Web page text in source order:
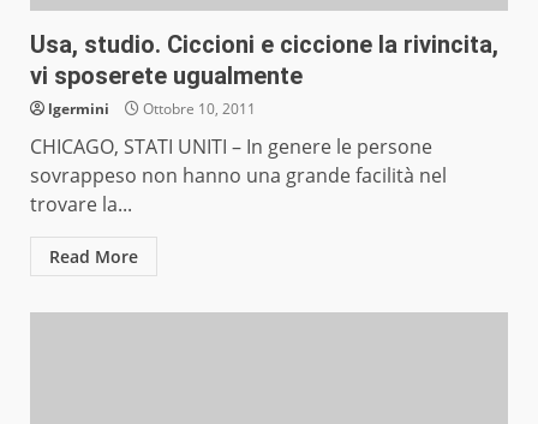
Usa, studio. Ciccioni e ciccione la rivincita,
vi sposerete ugualmente
lgermini Ottobre 10, 2011
CHICAGO, STATI UNITI – In genere le persone
sovrappeso non hanno una grande facilità nel
trovare la...
Read More